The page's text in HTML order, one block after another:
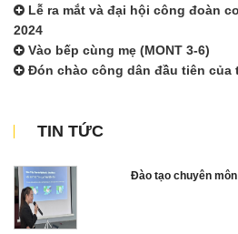
Lễ ra mắt và đại hội công đoàn
2024
Vào bếp cùng mẹ (MONT 3-6)
Đón chào công dân đầu tiên
TIN TỨC
Đào tạo chuyên